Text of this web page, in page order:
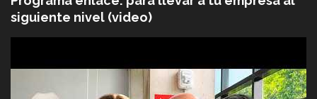
siguiente nivel (video)